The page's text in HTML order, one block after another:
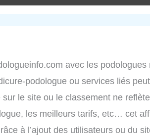
avec les podologues
podologue ou services liés
sur le site ou le classement ne
les meilleurs tarifs, etc… cet
à l’ajout des utilisateurs ou du